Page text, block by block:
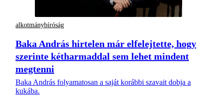
alkotmánybíróság
Baka András hirtelen már elfelejtette, hogy
szerinte kétharmaddal sem lehet mindent
megtenni
Baka András folyamatosan a saját korábbi szavait dobja a
kukába.